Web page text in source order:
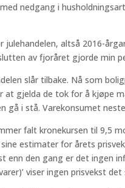
nedgang i
altså 2016-
av fjoråret gjorde min
slår tilbake. Nå som
at gjelda de tok for å kjøpe
gå i stå. Varekonsumet
falt kronekursen til 9,5
estimater for årets
enn den gang er det ingen
viser ingen prisvekst